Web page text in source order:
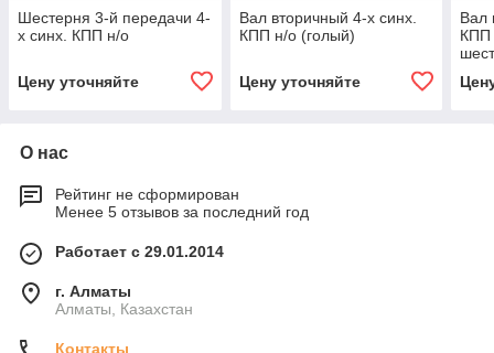
Шестерня 3-й передачи 4-
х синх. КПП н/о
Цену уточняйте
Вал вторичный 4-х синх.
КПП н/о (голый)
Цену уточняйте
Вал
КПП
О нас
Рейтинг не сформирован
Менее 5 отзывов за последний год
Работает с 29.01.2014
г. Алматы
Алматы, Казахстан
Контакты